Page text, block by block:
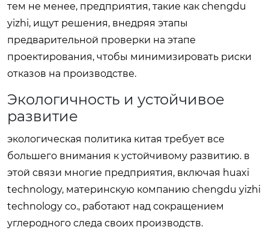
тем не менее, предприятия, такие как chengdu
yizhi, ищут решения, внедряя этапы
предварительной проверки на этапе
проектирования, чтобы минимизировать риски
отказов на производстве.
Экологичность и устойчивое
развитие
экологическая политика китая требует все
большего внимания к устойчивому развитию. в
этой связи многие предприятия, включая huaxi
technology, материнскую компанию chengdu yizhi
technology co., работают над сокращением
углеродного следа своих производств.